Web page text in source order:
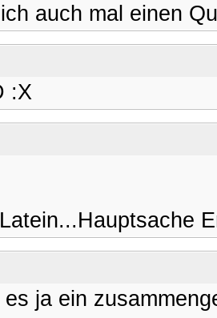
auch mal einen
:X
ja ein